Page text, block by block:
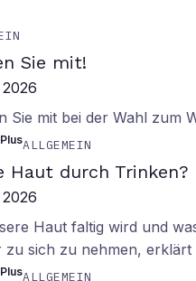
Sie mit!
Sie mit bei der Wahl zum
ALLGEMEIN
Haut durch Trinken?
Haut faltig wird und
zu sich zu nehmen,
ALLGEMEIN